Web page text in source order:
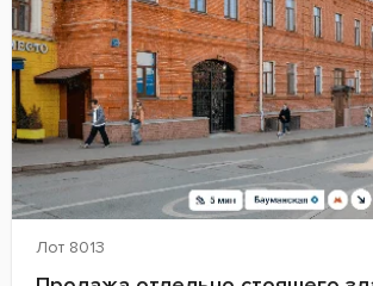
Лот 8013